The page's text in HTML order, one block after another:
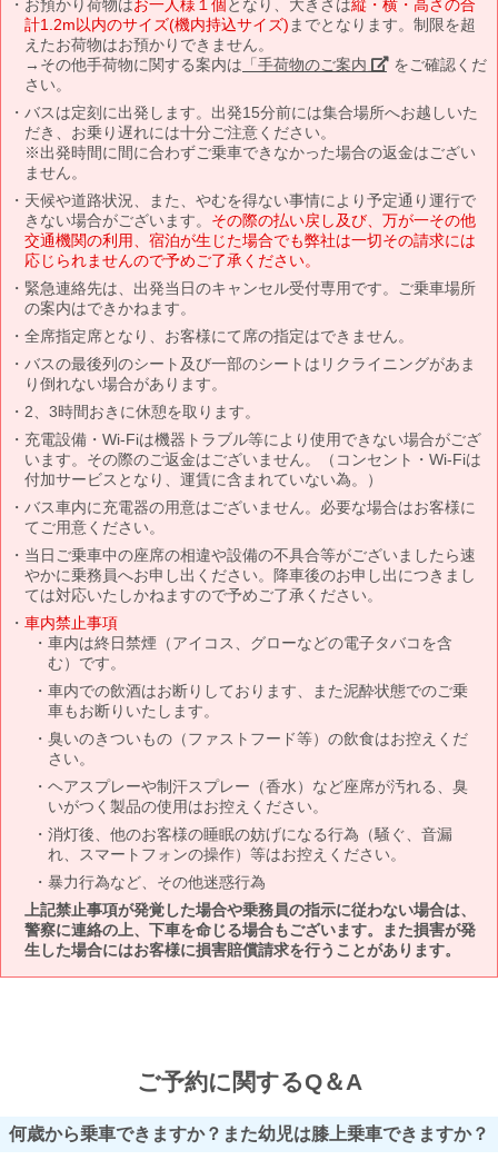
お預かり荷物はお一人様１個となり、大きさは縦・横・高さの合
計1.2m以内のサイズ(機内持込サイズ) までとなります。制限を超
えたお荷物はお預かりできません。
→その他手荷物に関する案内は 「手荷物のご案内」 をご確認くだ
さい。
バスは定刻に出発します。出発15分前には集合場所へお越しいた
だき、お乗り遅れには十分ご注意ください。
※出発時間に間に合わずご乗車できなかった場合の返金はござい
ません。
天候や道路状況、また、やむを得ない事情により予定通り運行で
きない場合がございます。 その際の払い戻し及び、万が一その他
交通機関の利用、宿泊が生じた場合でも弊社は一切その請求には
応じられませんので予めご了承ください。
緊急連絡先は、出発当日のキャンセル受付専用です。ご乗車場所
の案内はできかねます。
全席指定席となり、お客様にて席の指定はできません。
バスの最後列のシート及び一部のシートはリクライニングがあま
り倒れない場合があります。
2、3時間おきに休憩を取ります。
充電設備・Wi-Fiは機器トラブル等により使用できない場合がござ
います。その際のご返金はございません。（コンセント・Wi-Fiは
付加サービスとなり、運賃に含まれていない為。）
バス車内に充電器の用意はございません。必要な場合はお客様に
てご用意ください。
当日ご乗車中の座席の相違や設備の不具合等がございましたら速
やかに乗務員へお申し出ください。降車後のお申し出につきまし
ては対応いたしかねますので予めご了承ください。
車内禁止事項
車内は終日禁煙（アイコス、グローなどの電子タバコを含
む）です。
車内での飲酒はお断りしております、また泥酔状態でのご乗
車もお断りいたします。
臭いのきついもの（ファストフード等）の飲食はお控えくだ
さい。
ヘアスプレーや制汗スプレー（香水）など座席が汚れる、臭
いがつく製品の使用はお控えください。
消灯後、他のお客様の睡眠の妨げになる行為（騒ぐ、音漏
れ、スマートフォンの操作）等はお控えください。
暴力行為など、その他迷惑行為
上記禁止事項が発覚した場合や乗務員の指示に従わない場合は、
警察に連絡の上、下車を命じる場合もございます。また損害が発
生した場合にはお客様に損害賠償請求を行うことがあります。
ご予約に関するQ＆A
何歳から乗車できますか？また幼児は膝上乗車できますか？